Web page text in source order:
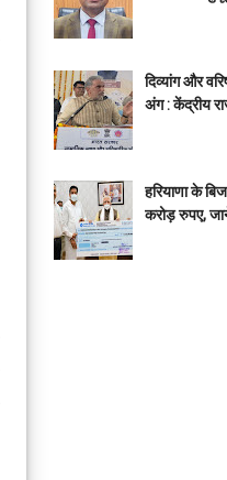
दिव्यांग और
अंग : केंद्रीय
हरियाणा के
करोड़ रुपए,